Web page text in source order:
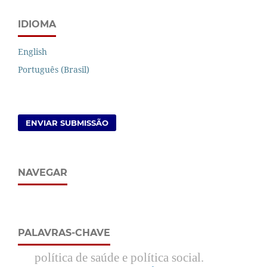
IDIOMA
English
Português (Brasil)
ENVIAR SUBMISSÃO
NAVEGAR
PALAVRAS-CHAVE
política de saúde e política social.